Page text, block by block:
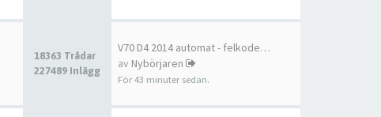
18363 Trådar
227489 Inlägg
V70 D4 2014 automat - felkode…
av Nybörjaren
För 43 minuter sedan.